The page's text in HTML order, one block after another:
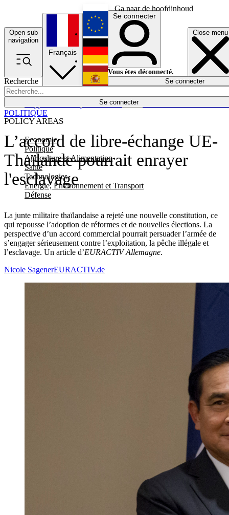
Ga naar de hoofdinhoud
Open sub
navigation
Close menu
Recherche
Se connecter
POLICY AREAS
Economie
Politique
Agriculture et Alimentation
Santé
Technologies
Energie, Environnement et Transport
Défense
Économie
Français
English
Deutsch
Español
Se connecter
Vous êtes déconnecté.
Se connecter
L’accord de libre-échange UE-
Thaïlande pourrait enrayer
l'esclavage
La junte militaire thaïlandaise a rejeté une nouvelle constitution, ce
qui repousse l’adoption de réformes et de nouvelles élections. La
perspective d’un accord commercial pourrait persuader l’armée de
s’engager sérieusement contre l’exploitation, la pêche illégale et
l’esclavage. Un article d’EURACTIV Allemagne.
POLITIQUE
Nicole SagenerEURACTIV.de